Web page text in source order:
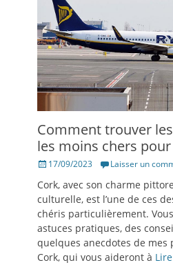
Comment trouver
les moins chers
Posté17/09/2023 Laisser un
Cork, avec son charme
culturelle, est l’une de ces
chéris particulièrement.
astuces pratiques, des
quelques anecdotes de mes
Cork, qui vous aideront à